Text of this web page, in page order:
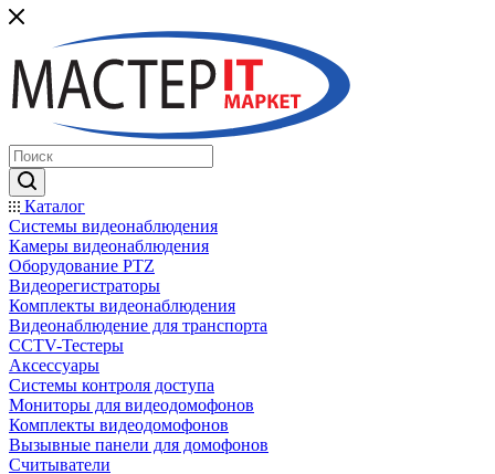
Каталог
Системы видеонаблюдения
Камеры видеонаблюдения
Оборудование PTZ
Видеорегистраторы
Комплекты видеонаблюдения
Видеонаблюдение для транспорта
CCTV-Тестеры
Аксессуары
Системы контроля доступа
Мониторы для видеодомофонов
Комплекты видеодомофонов
Вызывные панели для домофонов
Считыватели